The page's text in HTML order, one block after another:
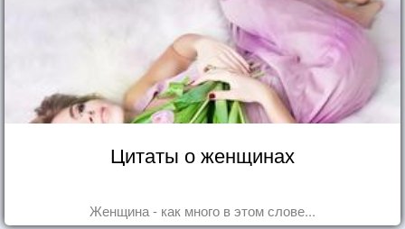
Цитаты о женщинах
Женщина - как много в этом слове...